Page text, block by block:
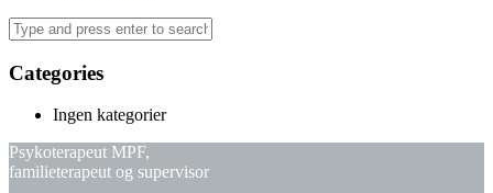
Categories
Ingen kategorier
Psykoterapeut MPF,
familieterapeut og supervisor